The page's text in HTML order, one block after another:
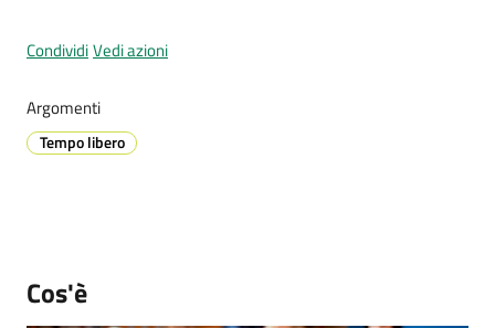
Menu selezionato
l
CondividiVedi azioni
Argomenti
Tempo libero
Cos'è